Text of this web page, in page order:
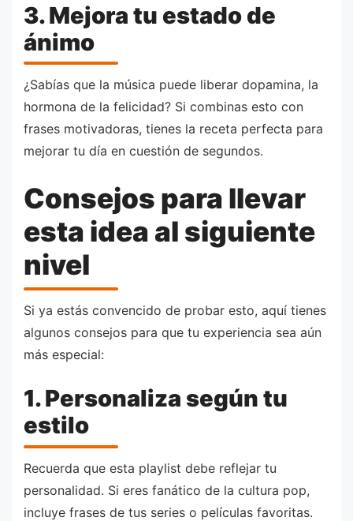
3. Mejora tu estado de
ánimo
¿Sabías que la música puede liberar dopamina, la
hormona de la felicidad? Si combinas esto con
frases motivadoras, tienes la receta perfecta para
mejorar tu día en cuestión de segundos.
Consejos para llevar
esta idea al siguiente
nivel
Si ya estás convencido de probar esto, aquí tienes
algunos consejos para que tu experiencia sea aún
más especial:
1. Personaliza según tu
estilo
Recuerda que esta playlist debe reflejar tu
personalidad. Si eres fanático de la cultura pop,
incluye frases de tus series o películas favoritas.